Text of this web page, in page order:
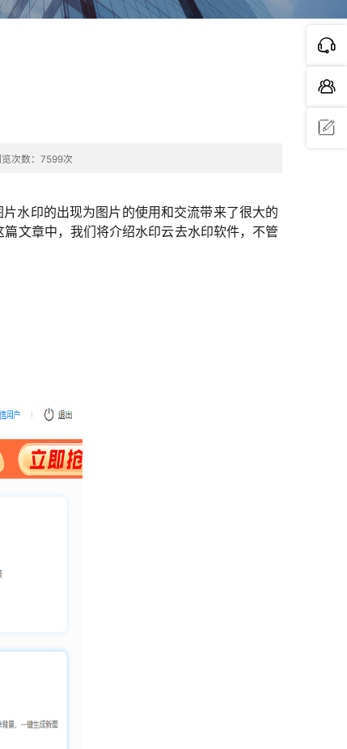
览次数：7599次
水印的出现为图片的使用和交流带来了很大的
文章中，我们将介绍水印云去水印软件，不管